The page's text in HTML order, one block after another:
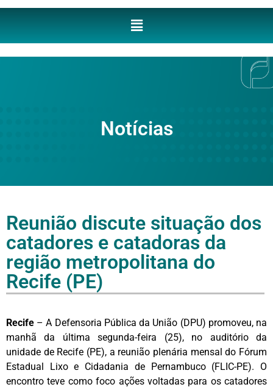
Notícias
Reunião discute situação dos
catadores e catadoras da
região metropolitana do
Recife (PE)
Recife – A Defensoria Pública da União (DPU) promoveu, na
manhã da última segunda-feira (25), no auditório da
unidade de Recife (PE), a reunião plenária mensal do Fórum
Estadual Lixo e Cidadania de Pernambuco (FLIC-PE). O
encontro teve como foco ações voltadas para os catadores